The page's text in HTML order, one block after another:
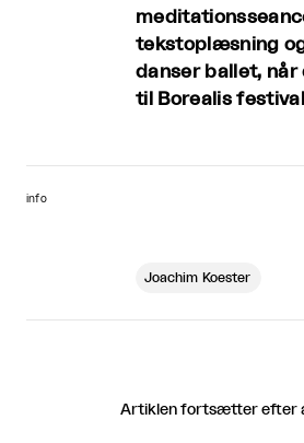
tekstoplæsning
danser ballet, når
til Borealis
info
Joachim Koester
Artiklen fortsætter efter